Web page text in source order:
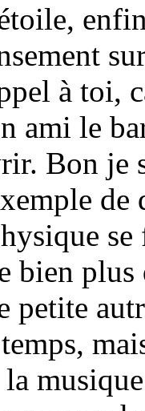
à toi,
ami le
Bon je
de
bien
petite